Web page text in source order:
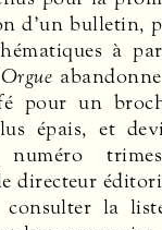
d’un bulletin,
à
pour un
épais, et
numéro
directeur
la